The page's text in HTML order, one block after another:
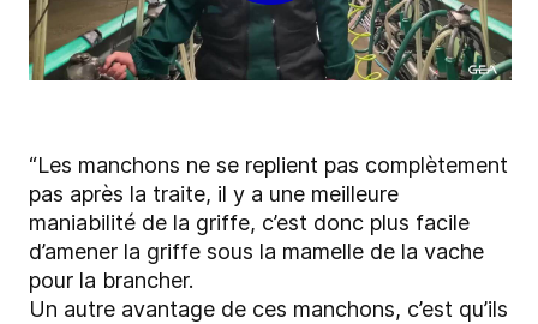
“Les manchons ne se replient pas complètement
pas après la traite, il y a une meilleure
maniabilité de la griffe, c’est donc plus facile
d’amener la griffe sous la mamelle de la vache
pour la brancher.
Un autre avantage de ces manchons, c’est qu’ils